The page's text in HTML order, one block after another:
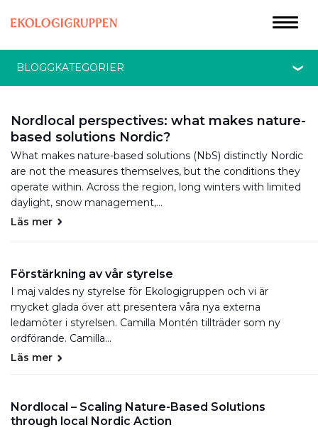
BLOGGKATEGORIER
Nordlocal perspectives: what makes nature-
based solutions Nordic?
What makes nature-based solutions (NbS) distinctly Nordic
are not the measures themselves, but the conditions they
operate within. Across the region, long winters with limited
daylight, snow management,…
Läs mer
Förstärkning av vår styrelse
I maj valdes ny styrelse för Ekologigruppen och vi är
mycket glada över att presentera våra nya externa
ledamöter i styrelsen. Camilla Montén tillträder som ny
ordförande. Camilla…
Läs mer
Nordlocal – Scaling Nature-Based Solutions
through local Nordic Action